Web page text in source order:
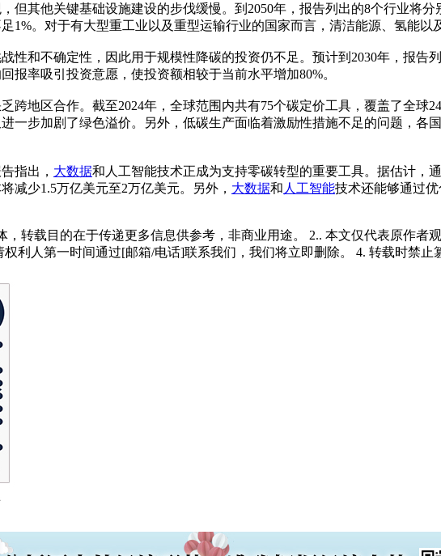
但其他关键基础设施建设的步伐缓慢。到2050年，报告列出的8个行业将
1%。对于有大型重工业以及重型运输行业的国家而言，清洁能源、氢能以
性和不确定性，因此用于规模性降碳的投资仍不足。预计到2030年，报告
报率吸引投资意愿，使投资额相较于当前水平增加80%。
跨地区合作。截至2024年，全球范围内共有75个碳定价工具，覆盖了全
一步加剧了绿色溢价。另外，低碳生产面临着激励性措施不足的问题，各国
指出， 大数据和人工智能技术正成为支持零碳转型的重要工具。据估计，
减少1.5万亿美元至2万亿美元。另外， 大数据和 人工智能技术还能够通过
，转载目的在于传递更多信息供参考，非商业用途。 2.. 本文仅代表原作
利人第一时间通过[邮箱/电话]联系我们，我们将立即删除。 4. 转载时禁